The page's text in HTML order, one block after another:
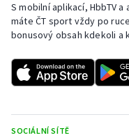
S mobilní aplikací, HbbTV
máte ČT sport vždy po
bonusový obsah kdekoli a
SOCIÁLNÍ SÍTĚ